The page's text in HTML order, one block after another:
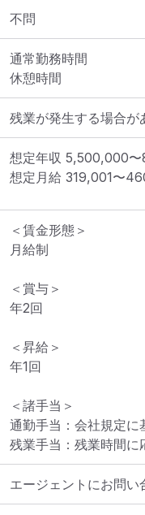
不問
通常勤務時間
休憩時間
残業が発生する場合が
想定年収 5,500,000〜
想定月給 319,001〜
＜賃金形態＞
月給制
＜賞与＞
年2回
＜昇給＞
年1回
＜諸手当＞
通勤手当：会社規定に
残業手当：残業時間に
エージェントにお問い